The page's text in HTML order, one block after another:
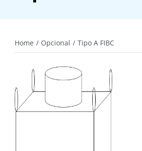
Home Opcional Tipo A FIBC